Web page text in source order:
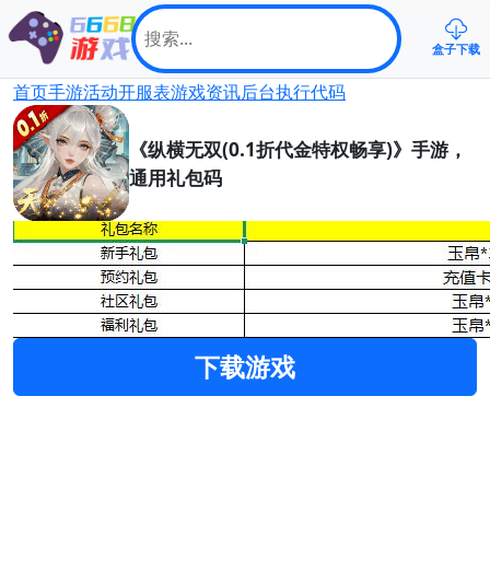
盒子下载
首页手游活动开服表游戏资讯后台执行代码
《纵横无双(0.1折代金特权畅享)》手游，
通用礼包码
下载游戏